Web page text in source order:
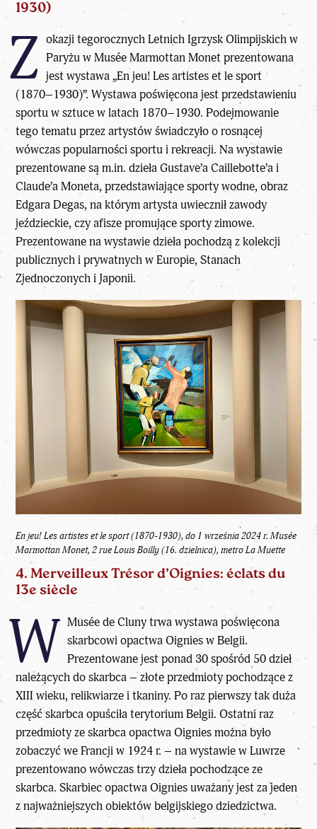
1930)
Z okazji tegorocznych Letnich Igrzysk Olimpijskich w
Paryżu w Musée Marmottan Monet prezentowana
jest wystawa „En jeu! Les artistes et le sport
(1870–1930)”. Wystawa poświęcona jest przedstawieniu
sportu w sztuce w latach 1870–1930. Podejmowanie
tego tematu przez artystów świadczyło o rosnącej
wówczas popularności sportu i rekreacji. Na wystawie
prezentowane są m.in. dzieła Gustave’a Caillebotte’a i
Claude’a Moneta, przedstawiające sporty wodne, obraz
Edgara Degas, na którym artysta uwiecznił zawody
jeździeckie, czy afisze promujące sporty zimowe.
Prezentowane na wystawie dzieła pochodzą z kolekcji
publicznych i prywatnych w Europie, Stanach
Zjednoczonych i Japonii.
En jeu! Les artistes et le sport (1870-1930), do 1 września 2024 r. Musée
Marmottan Monet, 2 rue Louis Boilly (16. dzielnica), metro La Muette
4. Merveilleux Trésor d’Oignies: éclats du
13e siècle
W Musée de Cluny trwa wystawa poświęcona
skarbcowi opactwa Oignies w Belgii.
Prezentowane jest ponad 30 spośród 50 dzieł
należących do skarbca – złote przedmioty pochodzące z
XIII wieku, relikwiarze i tkaniny. Po raz pierwszy tak duża
część skarbca opuściła terytorium Belgii. Ostatni raz
przedmioty ze skarbca opactwa Oignies można było
zobaczyć we Francji w 1924 r. – na wystawie w Luwrze
prezentowano wówczas trzy dzieła pochodzące ze
skarbca. Skarbiec opactwa Oignies uważany jest za jeden
z najważniejszych obiektów belgijskiego dziedzictwa.